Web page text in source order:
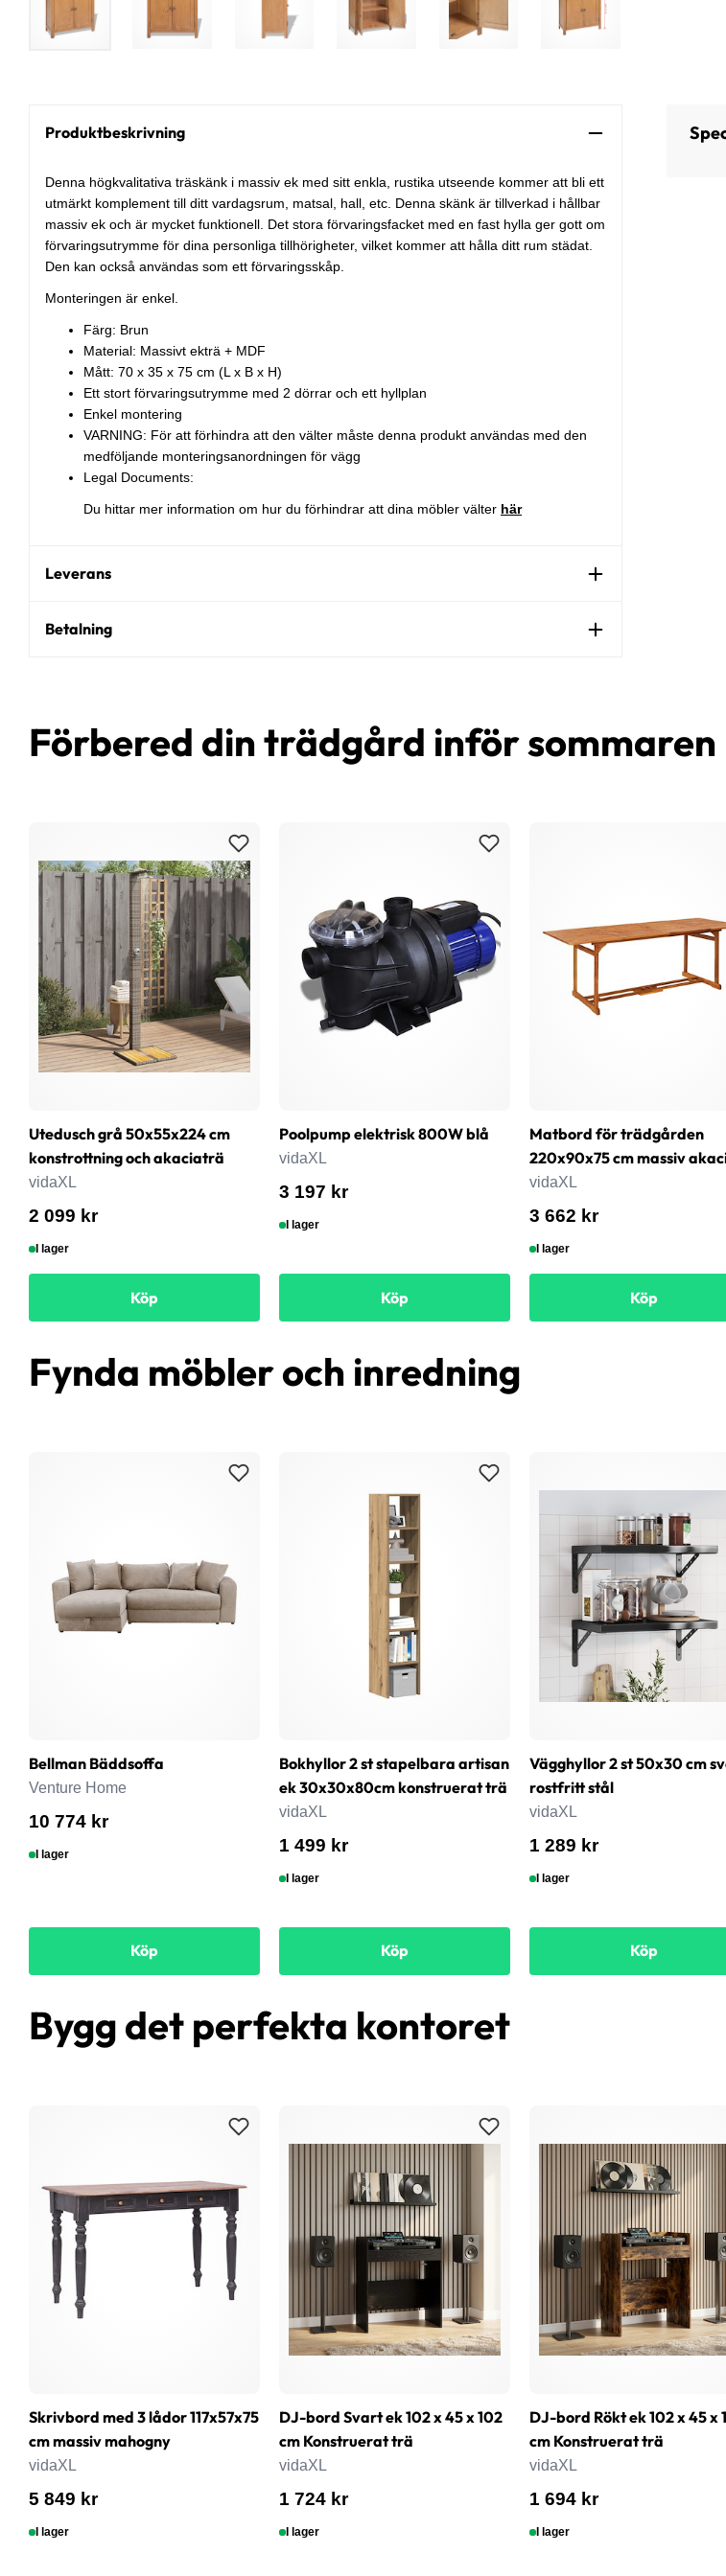
Produktbeskrivning
Denna högkvalitativa träskänk i massiv ek med sitt enkla, rustika utseende kommer att bli ett
utmärkt komplement till ditt vardagsrum, matsal, hall, etc. Denna skänk är tillverkad i hållbar
massiv ek och är mycket funktionell. Det stora förvaringsfacket med en fast hylla ger gott om
förvaringsutrymme för dina personliga tillhörigheter, vilket kommer att hålla ditt rum städat.
Den kan också användas som ett förvaringsskåp.
Monteringen är enkel.
Färg: Brun
Material: Massivt ekträ + MDF
Mått: 70 x 35 x 75 cm (L x B x H)
Ett stort förvaringsutrymme med 2 dörrar och ett hyllplan
Enkel montering
VARNING: För att förhindra att den välter måste denna produkt användas med den
medföljande monteringsanordningen för vägg
Legal Documents:
Du hittar mer information om hur du förhindrar att dina möbler välter här
Leverans
Betalning
Förbered din trädgård inför sommaren
Utedusch grå 50x55x224 cm
konstrottning och akaciaträ
vidaXL
2 099 kr
I lager
Köp
Poolpump elektrisk 800W blå
vidaXL
3 197 kr
I lager
Köp
Matbord för trädgården
220x90x75 cm massiv
vidaXL
3 662 kr
I lager
Köp
Fynda möbler och inredning
Bellman Bäddsoffa
Venture Home
10 774 kr
I lager
Köp
Bokhyllor 2 st stapelbara artisan
ek 30x30x80cm konstruerat trä
vidaXL
1 499 kr
I lager
Köp
Vägghyllor 2 st 50x30 cm
rostfritt stål
vidaXL
1 289 kr
I lager
Köp
Bygg det perfekta kontoret
Skrivbord med 3 lådor 117x57x75
cm massiv mahogny
vidaXL
5 849 kr
I lager
DJ-bord Svart ek 102 x 45 x 102
cm Konstruerat trä
vidaXL
1 724 kr
I lager
DJ-bord Rökt ek 102 x 45 x
cm Konstruerat trä
vidaXL
1 694 kr
I lager